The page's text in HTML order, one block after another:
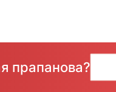
прапанова?